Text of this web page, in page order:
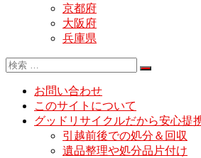
京都府
大阪府
兵庫県
お問い合わせ
このサイトについて
グッドリサイクルだから安心提
引越前後での処分＆回収
遺品整理や処分品片付け